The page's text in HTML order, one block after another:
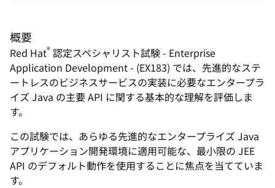
概要
Red Hat® 認定スペシャリスト試験 - Enterprise
Application Development - (EX183) では、先進的なステ
ートレスのビジネスサービスの実装に必要なエンタープラ
イズ Java の主要 API に関する基本的な理解を評価しま
す。
この試験では、あらゆる先進的なエンタープライズ Java
アプリケーション開発環境に適用可能な、最小限の JEE
API のデフォルト動作を使用することに焦点を当てていま
す。